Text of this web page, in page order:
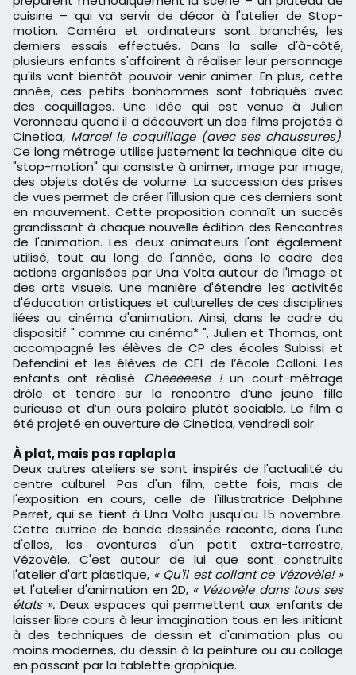
cuisine – qui va servir de décor à l'atelier de Stop-
motion. Caméra et ordinateurs sont branchés, les
derniers essais effectués. Dans la salle d'à-côté,
plusieurs enfants s'affairent à réaliser leur personnage
qu'ils vont bientôt pouvoir venir animer. En plus, cette
année, ces petits bonhommes sont fabriqués avec
des coquillages. Une idée qui est venue à Julien
Veronneau quand il a découvert un des films projetés à
Cinetica, Marcel le coquillage (avec ses chaussures).
Ce long métrage utilise justement la technique dite du
"stop-motion" qui consiste à animer, image par image,
des objets dotés de volume. La succession des prises
de vues permet de créer l'illusion que ces derniers sont
en mouvement. Cette proposition connaît un succès
grandissant à chaque nouvelle édition des Rencontres
de l'animation. Les deux animateurs l'ont également
utilisé, tout au long de l'année, dans le cadre des
actions organisées par Una Volta autour de l'image et
des arts visuels. Une manière d'étendre les activités
d'éducation artistiques et culturelles de ces disciplines
liées au cinéma d'animation. Ainsi, dans le cadre du
dispositif " comme au cinéma* ", Julien et Thomas, ont
accompagné les élèves de CP des écoles Subissi et
Defendini et les élèves de CE1 de l’école Calloni. Les
enfants ont réalisé Cheeeeese !un court-métrage
drôle et tendre sur la rencontre d’une jeune fille
curieuse et d’un ours polaire plutôt sociable. Le film a
été projeté en ouverture de Cinetica, vendredi soir.
À plat, mais pas raplapla
Deux autres ateliers se sont inspirés de l'actualité du
centre culturel. Pas d'un film, cette fois, mais de
l'exposition en cours, celle de l'illustratrice Delphine
Perret, qui se tient à Una Volta jusqu'au 15 novembre.
Cette autrice de bande dessinée raconte, dans l'une
d'elles, les aventures d'un petit extra-terrestre,
Vézovèle. C'est autour de lui que sont construits
l'atelier d'art plastique, « Qu'il est collant ce Vézovèle! »
et l'atelier d'animation en 2D, « Vézovèle dans tous ses
états ». Deux espaces qui permettent aux enfants de
laisser libre cours à leur imagination tous en les initiant
à des techniques de dessin et d'animation plus ou
moins modernes, du dessin à la peinture ou au collage
en passant par la tablette graphique.